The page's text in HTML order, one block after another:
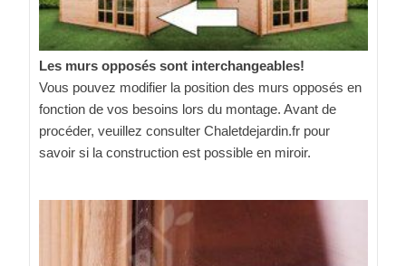
Les murs opposés sont interchangeables!
Vous pouvez modifier la position des murs opposés en
fonction de vos besoins lors du montage. Avant de
procéder, veuillez consulter Chaletdejardin.fr pour
savoir si la construction est possible en miroir.